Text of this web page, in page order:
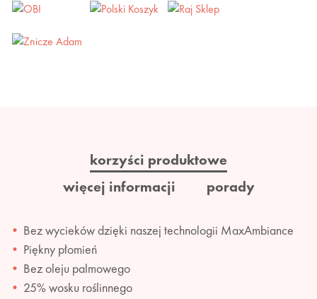
korzyści produktowe
więcej informacji
porady
Bez wycieków dzięki naszej technologii MaxAmbiance
Piękny płomień
Bez oleju palmowego
25% wosku roślinnego